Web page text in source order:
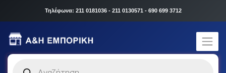
Τηλέφωνα: 211 0181036 - 211 0130571 - 690 699 3712
search